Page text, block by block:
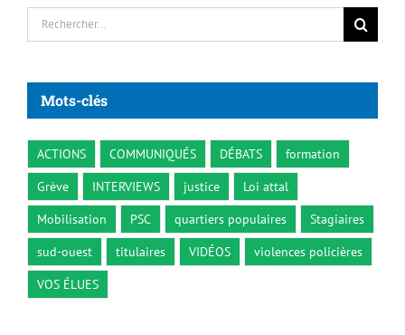
Rechercher:
Mots-clés
ACTIONS COMMUNIQUÉS DÉBATS
formation
Grève
INTERVIEWS justice
Loi attal
Mobilisation
PSC quartiers populaires
Stagiaires
sud-ouest
titulaires VIDÉOS
violences policières
VOS ÉLUES